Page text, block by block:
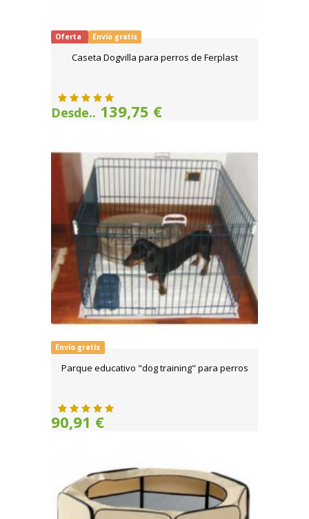
Oferta Envío gratis
Caseta Dogvilla para perros de Ferplast
Desde.. 139,75 €
Envío gratis
Parque educativo "dog training" para perros
90,91 €